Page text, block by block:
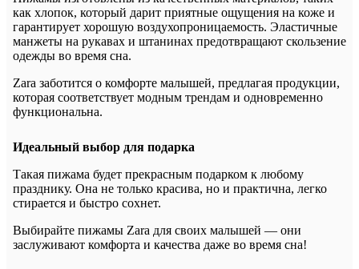
как хлопок, который дарит приятные ощущения на коже и
гарантирует хорошую воздухопроницаемость. Эластичные
манжеты на рукавах и штанинах предотвращают скользение
одежды во время сна.
Zara заботится о комфорте малышей, предлагая продукции,
которая соответствует модным трендам и одновременно
функциональна.
Идеальный выбор для подарка
Такая пижама будет прекрасным подарком к любому
празднику. Она не только красива, но и практична, легко
стирается и быстро сохнет.
Выбирайте пижамы Zara для своих малышей — они
заслуживают комфорта и качества даже во время сна!